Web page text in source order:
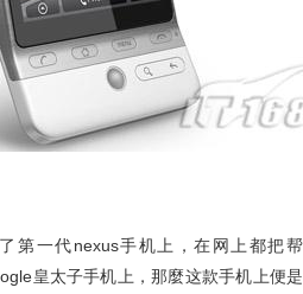
第一代nexus手机上，在网上都把帮
皇太子手机上，那麼这款手机上便是